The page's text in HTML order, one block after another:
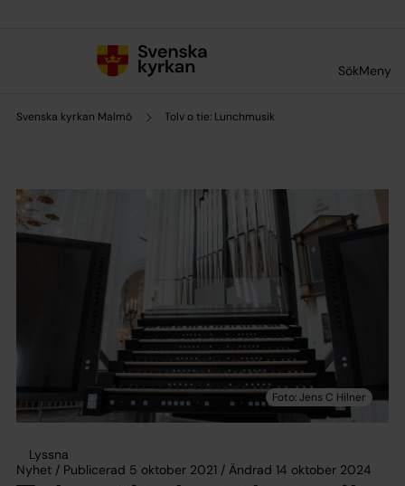
SökMeny
Svenska kyrkan Malmö Tolv o tie: Lunchmusik
Lyssna
Nyhet / Publicerad 5 oktober 2021 / Ändrad 14 oktober 2024